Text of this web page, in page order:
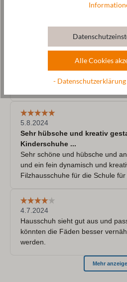
Alle Cookies
- Datenschutzerklärung